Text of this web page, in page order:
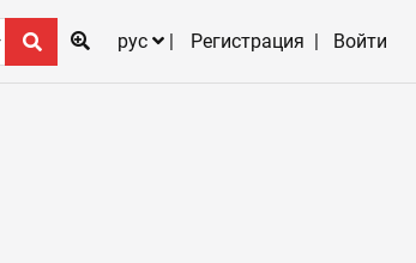
рус
Регистрация Войти